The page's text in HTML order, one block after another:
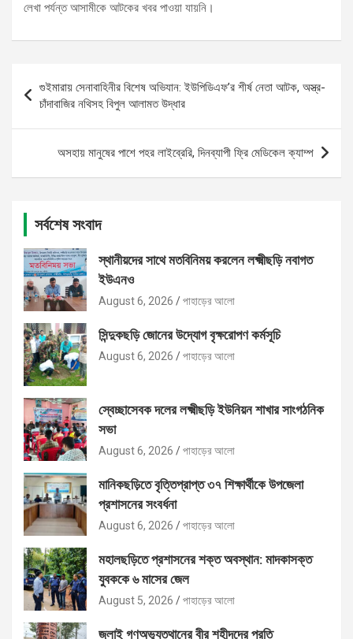
লেখা পর্যন্ত আসামীকে আটকের খবর পাওয়া যায়নি।
navigation
গুইমারায় সেনাবাহিনীর বিশেষ অভিযান: ইউপিডিএফ’র শীর্ষ নেতা আটক, অস্ত্র-
চাঁদাবাজির নথিসহ বিপুল আলামত উদ্ধার
অসহায় মানুষের পাশে পহর লাইব্রেরি, দিনব্যাপী ফ্রি মেডিকেল ক্যাম্প
সর্বশেষ সংবাদ
স্থানীয়দের সাথে মতবিনিময় করলেন লক্ষ্মীছড়ি নবাগত
ইউএনও
August 6, 2026 পাহাড়ের আলো
সিন্দুকছড়ি জোনের উদ্যোগ বৃক্ষরোপণ কর্মসূচি
August 6, 2026 পাহাড়ের আলো
স্বেচ্ছাসেবক দলের লক্ষ্মীছড়ি ইউনিয়ন শাখার সাংগঠনিক
সভা
August 6, 2026 পাহাড়ের আলো
মানিকছড়িতে বৃত্তিপ্রাপ্ত ৩৭ শিক্ষার্থীকে উপজেলা
প্রশাসনের সংবর্ধনা
August 6, 2026 পাহাড়ের আলো
মহালছড়িতে প্রশাসনের শক্ত অবস্থান: মাদকাসক্ত
যুবককে ৬ মাসের জেল
August 5, 2026 পাহাড়ের আলো
জুলাই গণঅভ্যুত্থানের বীর শহীদদের প্রতি